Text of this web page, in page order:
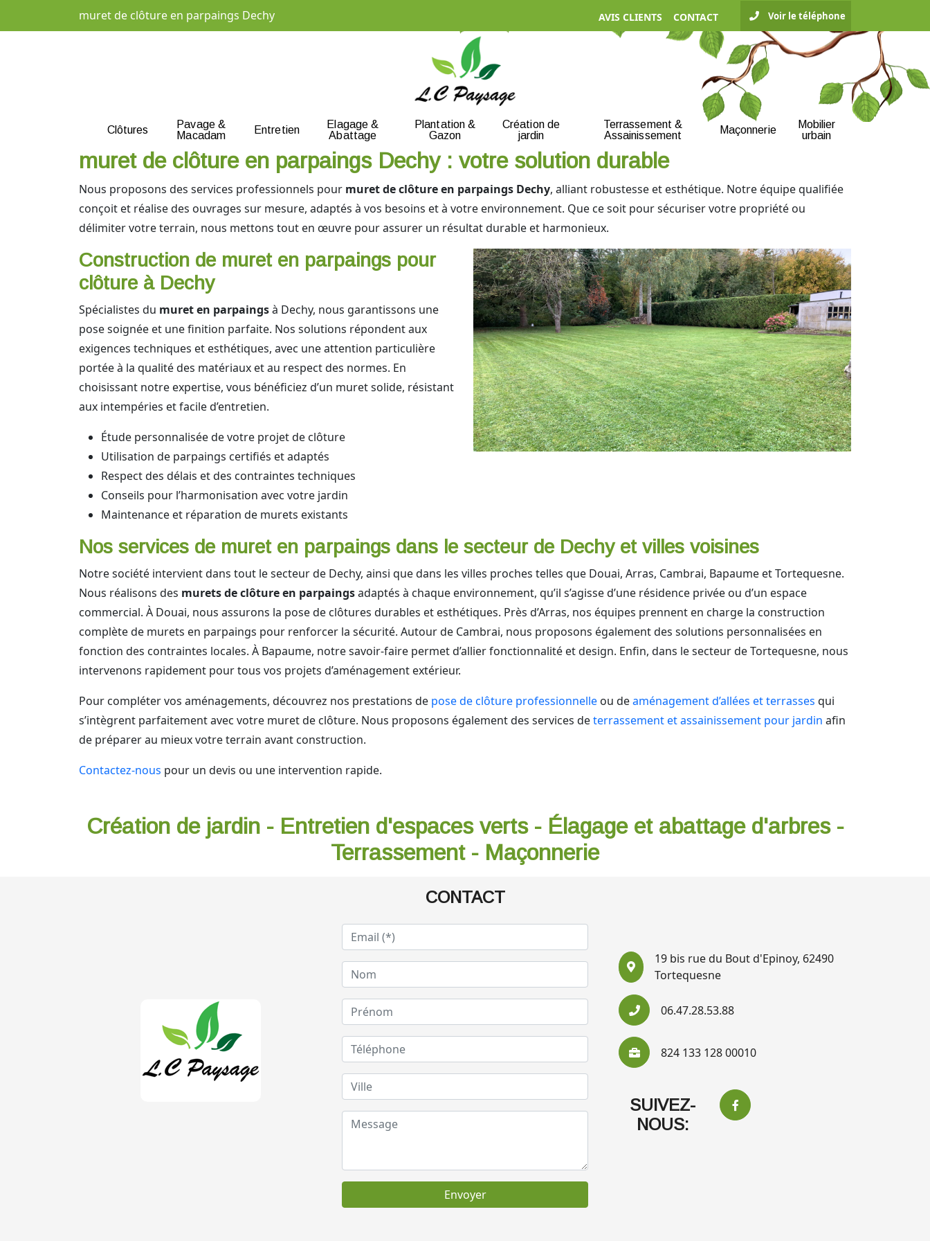
muret de clôture en parpaings Dechy AVIS CLIENTS CONTACT Voir le téléphone
Clôtures
Pavage &
Macadam
Entretien
Elagage &
Abattage
Plantation &
Gazon
Création de
jardin
Terrassement &
Assainissement
Maçonnerie
Mobilier
urbain
muret de clôture en parpaings Dechy : votre solution durable
Nous proposons des services professionnels pour muret de clôture en parpaings Dechy, alliant robustesse et esthétique. Notre équipe qualifiée
conçoit et réalise des ouvrages sur mesure, adaptés à vos besoins et à votre environnement. Que ce soit pour sécuriser votre propriété ou
délimiter votre terrain, nous mettons tout en œuvre pour assurer un résultat durable et harmonieux.
Construction de muret en parpaings pour
clôture à Dechy
Spécialistes du muret en parpaingsà Dechy, nous garantissons une
pose soignée et une finition parfaite. Nos solutions répondent aux
exigences techniques et esthétiques, avec une attention particulière
portée à la qualité des matériaux et au respect des normes. En
choisissant notre expertise, vous bénéficiez d’un muret solide, résistant
aux intempéries et facile d’entretien.
Étude personnalisée de votre projet de clôture
Utilisation de parpaings certifiés et adaptés
Respect des délais et des contraintes techniques
Conseils pour l’harmonisation avec votre jardin
Maintenance et réparation de murets existants
Nos services de muret en parpaings dans le secteur de Dechy et villes voisines
Notre société intervient dans tout le secteur de Dechy, ainsi que dans les villes proches telles que Douai, Arras, Cambrai, Bapaume et Tortequesne.
Nous réalisons des murets de clôture en parpaingsadaptés à chaque environnement, qu’il s’agisse d’une résidence privée ou d’un espace
commercial. À Douai, nous assurons la pose de clôtures durables et esthétiques. Près d’Arras, nos équipes prennent en charge la construction
complète de murets en parpaings pour renforcer la sécurité. Autour de Cambrai, nous proposons également des solutions personnalisées en
fonction des contraintes locales. À Bapaume, notre savoir-faire permet d’allier fonctionnalité et design. Enfin, dans le secteur de Tortequesne, nous
intervenons rapidement pour tous vos projets d’aménagement extérieur.
Pour compléter vos aménagements, découvrez nos prestations de pose de clôture professionnelle ou deaménagement d’allées et terrasses qui
s’intègrent parfaitement avec votre muret de clôture. Nous proposons également des services deterrassement et assainissement pour jardin afin
de préparer au mieux votre terrain avant construction.
Contactez-nous pour un devis ou une intervention rapide.
Création de jardin - Entretien d'espaces verts - Élagage et abattage d'arbres -
Terrassement - Maçonnerie
CONTACT
Envoyer
19 bis rue du Bout d'Epinoy, 62490
Tortequesne
06.47.28.53.88
824 133 128 00010
SUIVEZ-
NOUS: